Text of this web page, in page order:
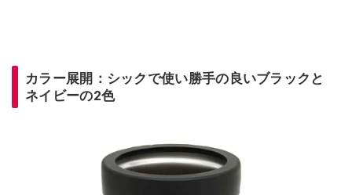
カラー展開：シックで使い勝手の良いブラックと
ネイビーの2色